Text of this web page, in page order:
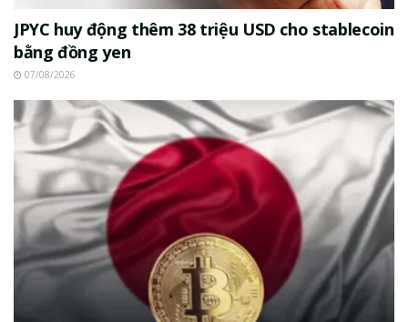
JPYC huy động thêm 38 triệu USD cho stablecoin
bằng đồng yen
07/08/2026